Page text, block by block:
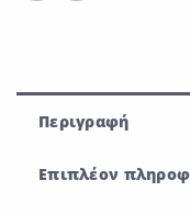
Περιγραφή
Επιπλέον